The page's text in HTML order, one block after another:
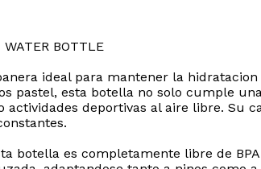
BOTTLE
ideal para mantener la
pastel, esta botella no solo cumple
actividades deportivas al aire libre.
botella es completamente libre de